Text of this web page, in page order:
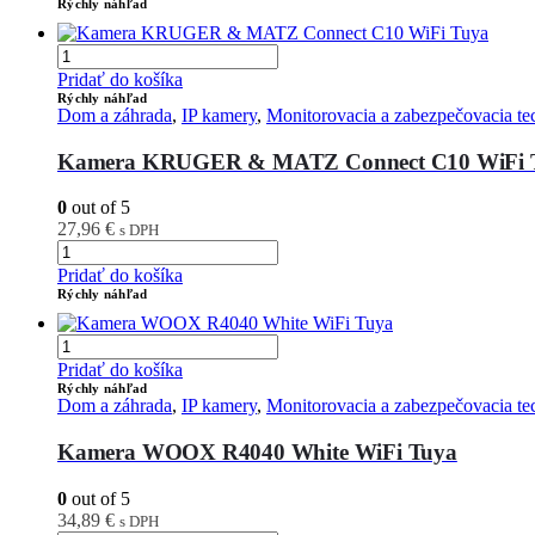
Rýchly náhľad
Pridať do košíka
Rýchly náhľad
Dom a záhrada, IP kamery, Monitorovacia a zabezpečovacia
Kamera KRUGER & MATZ Connect C10 WiFi
0 out of 5
27,96 € s DPH
Pridať do košíka
Rýchly náhľad
Pridať do košíka
Rýchly náhľad
Dom a záhrada, IP kamery, Monitorovacia a zabezpečovacia
Kamera WOOX R4040 White WiFi Tuya
0 out of 5
34,89 € s DPH